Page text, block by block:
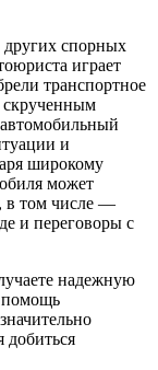
других спорных
играет
транспортное
скрученным
автомобильный
и
широкому
может
в том числе —
и переговоры с
надежную
помощь
добиться